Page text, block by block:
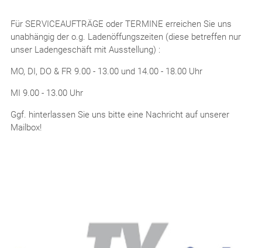
Für SERVICEAUFTRÄGE oder TERMINE erreichen Sie uns
unabhängig der o.g. Ladenöffungszeiten (diese betreffen nur
unser Ladengeschäft mit Ausstellung) :
MO, DI, DO & FR 9.00 - 13.00 und 14.00 - 18.00 Uhr
MI 9.00 - 13.00 Uhr
Ggf. hinterlassen Sie uns bitte eine Nachricht auf unserer
Mailbox!